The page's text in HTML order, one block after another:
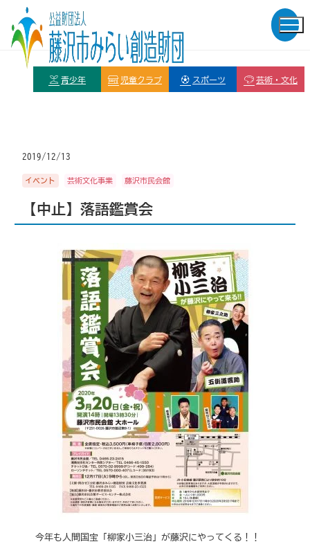
青少年 児童クラブ スポーツ 芸術・文化
2019/12/13
イベント 芸術文化事業 藤沢市民会館
【中止】落語鑑賞会
今年も人間国宝「柳家小三治」が藤沢にやってくる！！